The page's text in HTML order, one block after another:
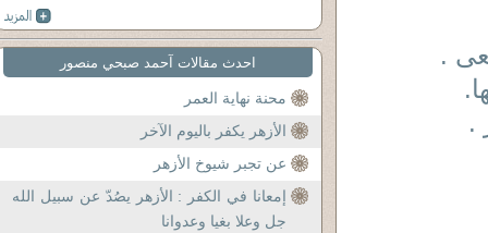
.
.
احدث مقالات آحمد صبحي منصور
محنة نهاية العمر
الأزهر يكفر باليوم الآخر
عن تجبر شيوخ الأزهر
إمعانا في الكفر : الأزهر يصُدّ عن سبيل الله
جل وعلا بغيا وعدوانا